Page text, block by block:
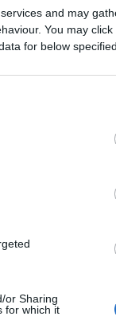
and may
You may
for below
or Sharing
for which it
leggere